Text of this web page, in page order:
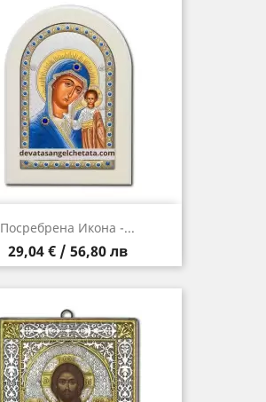
Посребрена Икона -...
Цена
29,04 € / 56,80 лв